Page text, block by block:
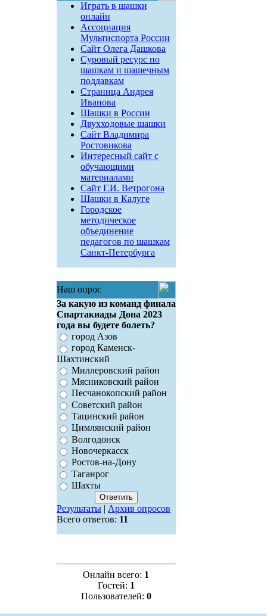
Играть в шашки
онлайн
Ассоциация
Мультиспорта России
Сайт Олега Дашкова
Суровый ресурс по
шашкам и шашечным
поддавкам
Страница Андрея
Иванова
Шашки в России
Двухходовые шашки
Сайт Владимира
Ростовикова
Интересный сайт с
обучающими
материалами
Сайт Г.И. Ветрогона
Шашки в Калуге
Городское
методическое
объединение
педагогов по шашкам
Санкт-Петербурга
Наш опрос
За какую из команд финала
Спартакиады Дона 2023
года вы будете болеть?
город Азов
город Каменск-
Шахтинский
Миллеровский район
Мясниковский район
Песчанокопский район
Советский район
Тацинский район
Цимлянский район
Волгодонск
Новочеркасск
Ростов-на-Дону
Таганрог
Шахты
Результаты| Архив опросов
Всего ответов: 11
Онлайн всего: 1
Гостей: 1
Пользователей: 0